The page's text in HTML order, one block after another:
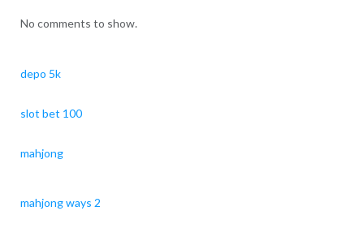
No comments to show.
depo 5k
slot bet 100
mahjong
mahjong ways 2